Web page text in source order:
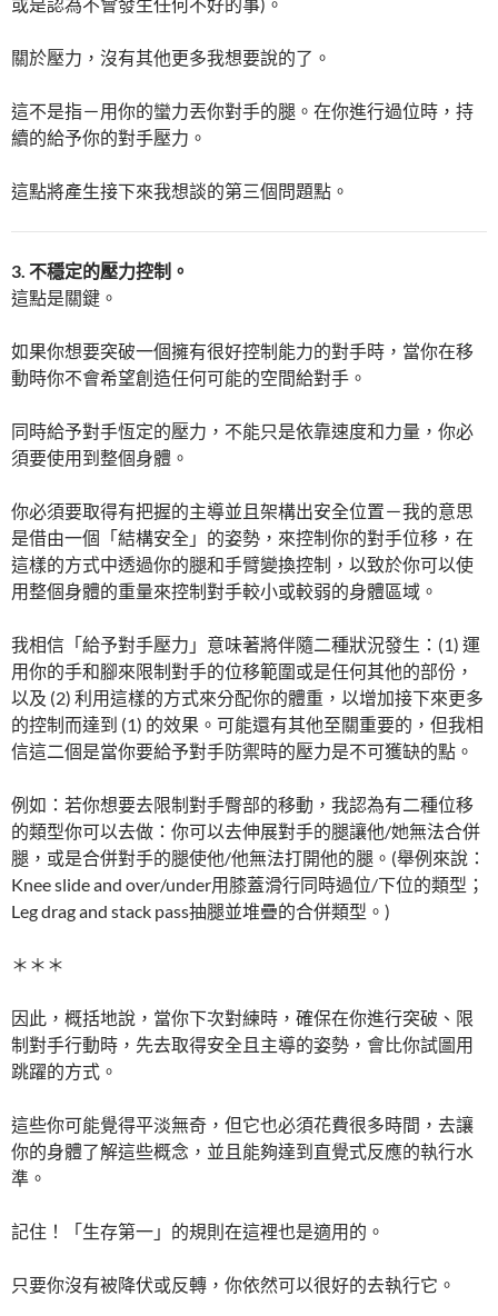
關於壓力，沒有其他更多我想要說的了。
這不是指－用你的蠻力丟你對手的腿。在你進行過位時，持
續的給予你的對手壓力。
這點將產生接下來我想談的第三個問題點。
3. 不穩定的壓力控制。
這點是關鍵。
如果你想要突破一個擁有很好控制能力的對手時，當你在移
動時你不會希望創造任何可能的空間給對手。
同時給予對手恆定的壓力，不能只是依靠速度和力量，你必
須要使用到整個身體。
你必須要取得有把握的主導並且架構出安全位置－我的意思
是借由一個「結構安全」的姿勢，來控制你的對手位移，在
這樣的方式中透過你的腿和手臂變換控制，以致於你可以使
用整個身體的重量來控制對手較小或較弱的身體區域。
我相信「給予對手壓力」意味著將伴隨二種狀況發生：(1) 運
用你的手和腳來限制對手的位移範圍或是任何其他的部份，
以及 (2) 利用這樣的方式來分配你的體重，以增加接下來更多
的控制而達到 (1) 的效果。可能還有其他至關重要的，但我相
信這二個是當你要給予對手防禦時的壓力是不可獲缺的點。
例如：若你想要去限制對手臀部的移動，我認為有二種位移
的類型你可以去做：你可以去伸展對手的腿讓他/她無法合併
腿，或是合併對手的腿使他/他無法打開他的腿。(舉例來說：
Knee slide and over/under用膝蓋滑行同時過位/下位的類型；
Leg drag and stack pass抽腿並堆疊的合併類型。)
＊＊＊
因此，概括地說，當你下次對練時，確保在你進行突破、限
制對手行動時，先去取得安全且主導的姿勢，會比你試圖用
跳躍的方式。
這些你可能覺得平淡無奇，但它也必須花費很多時間，去讓
你的身體了解這些概念，並且能夠達到直覺式反應的執行水
準。
記住！「生存第一」的規則在這裡也是適用的。
只要你沒有被降伏或反轉，你依然可以很好的去執行它。